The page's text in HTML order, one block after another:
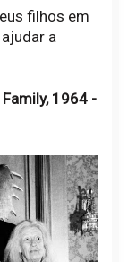
filhos em
a
1964 -